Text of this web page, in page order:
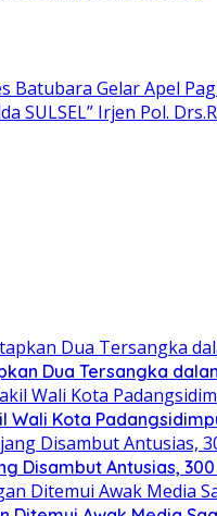
Batubara Gelar Apel
SULSEL” Irjen Pol.
Dua Tersangka
Wali Kota
Disambut Antusias,